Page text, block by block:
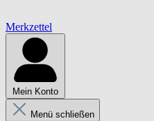
Merkzettel
Mein Konto
Menü schließen